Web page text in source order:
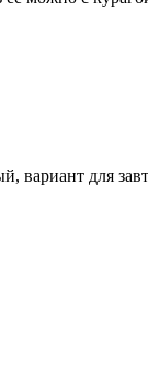
вариант для